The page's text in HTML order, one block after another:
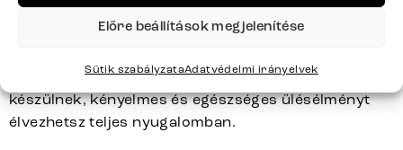
Előre beállítások megjelenítése
Sütik szabályzataAdatvédelmi irányelvek
gerincet. A zsákrugó kiváló minőségű és tartós,
formastabil 40-es térfogatsűrűségű habbal és
bútorainkkal, amelyek zsákrugós betéttel
készülnek, kényelmes és egészséges ülésélményt
élvezhetsz teljes nyugalomban.